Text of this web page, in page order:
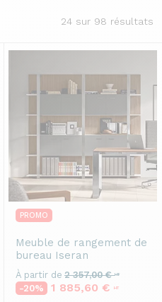
24 sur 98 résultats
PROMO
Meuble de rangement de
bureau Iseran
À partir de 2 357,00 €HT
-20% 1 885,60 € HT